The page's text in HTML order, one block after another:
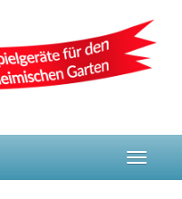
Toggle